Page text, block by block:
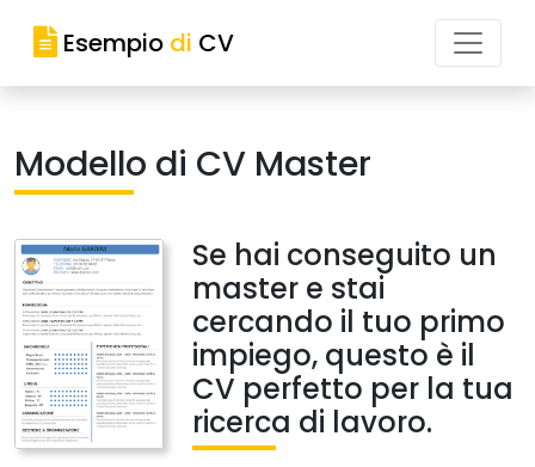
Esempio di CV
Modello di CV Master
Se hai conseguito un
master e stai
cercando il tuo primo
impiego, questo è il
CV perfetto per la tua
ricerca di lavoro.